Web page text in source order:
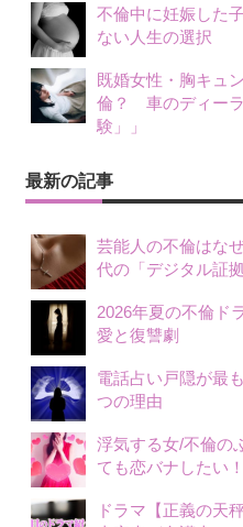
不倫中に妊娠した
ない人生の選択
既婚女性・胸キュ
倫？ 車のディー
験」」
最新の記事
芸能人の不倫はな
代の「デジタル証
2026年夏の不倫ド
愛と復讐劇
電話占い戸隠が最
つの理由
浮気する女/不倫の
ても恋バナしたい！
ドラマ【正義の天